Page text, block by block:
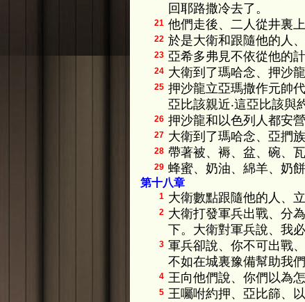
回耶路撒冷去了。
21 他們走後、二人從井裏
22 於是大衛和跟隨他的人
23 亞希多弗見不依從他的
24 大衛到了瑪哈念、押沙
25 押沙龍立亞瑪撒作元帥
亞比該親近‧這亞比該與
26 押沙龍和以色列人都安營
27 大衛到了瑪哈念、亞捫
28 帶著被、褥、盆、碗、
29 蜂蜜、奶油、綿羊、奶
第十八章
1 大衛數點跟隨他的人、
2 大衛打發軍兵出戰、分
下。大衛對軍兵說、我
3 軍兵卻說、你不可出戰
不如在城裏豫備幫助我們
4 王向他們說、你們以為
5 王囑咐約押、亞比篩、